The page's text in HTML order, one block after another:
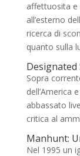
affettuosita e
all’esterno
ricerca di
quanto sulla
Sopra
dell’America
abbassato
critica al
Manhunt:
Nel 1995 un